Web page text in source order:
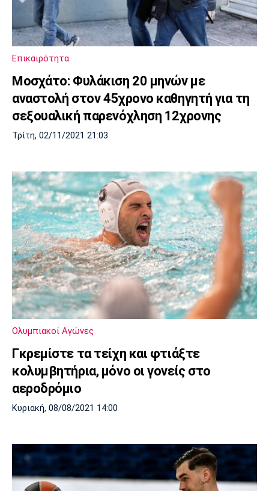
Επικαιρότητα
Μοσχάτο: Φυλάκιση 20 μηνών με
αναστολή στον 45χρονο καθηγητή για τη
σεξουαλική παρενόχληση 12χρονης
Τρίτη, 02/11/2021 21:03
Ολυμπιακοί Αγώνες
Γκρεμίστε τα τείχη και φτιάξτε
κολυμβητήρια, μόνο οι γονείς στο
αεροδρόμιο
Κυριακή, 08/08/2021 14:00